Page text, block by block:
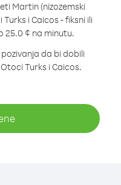
Martin (nizozemski
i Caicos - fiksni ili
25.0 ¢ na minutu.
da bi dobili
Turks i Caicos.